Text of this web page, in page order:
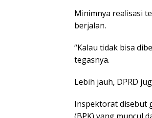
Minimnya realisasi
berjalan.
“Kalau tidak bisa
tegasnya.
Lebih jauh, DPRD
Inspektorat disebut